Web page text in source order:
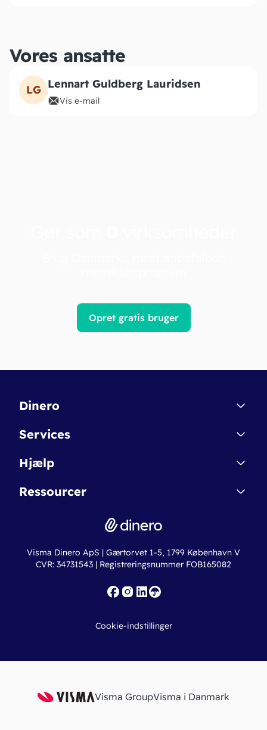
Vores ansatte
LG Lennart Guldberg Lauridsen
Vis e-mail
Opret gratis bruger
Dinero
Kontakt
Betingelser & Sikkerhed
Nye funktioner
Services
Dinero Starter
Dinero Pro
Erhvervslån
Fakturaskabeloner
Hjælp
Regnskabsordbogen
Online regnskabskurser
Ressourcer
Ny virksomhed
Iværksætterlegat
Visma Dinero ApS | Gærtorvet 1-5, 1799 København V
CVR: 34731543 | Registreringsnummer FOB165082
Cookie-indstillinger
Visma GroupVisma i Danmark